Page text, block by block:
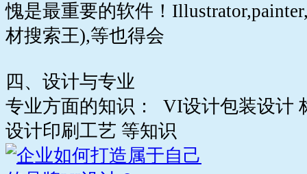
愧是最重要的软件！
材搜索王),等也得会
四、设计与专业
专业方面的知识： VI设计包装设计
设计印刷工艺 等知识